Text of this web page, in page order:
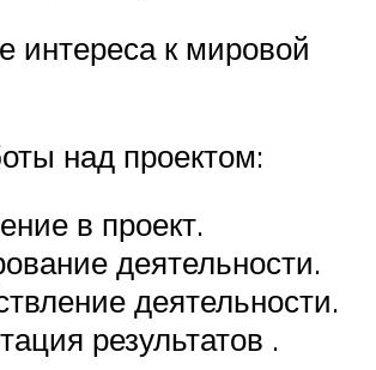
интереса к мировой
над проектом:
в проект.
деятельности.
деятельности.
результатов .